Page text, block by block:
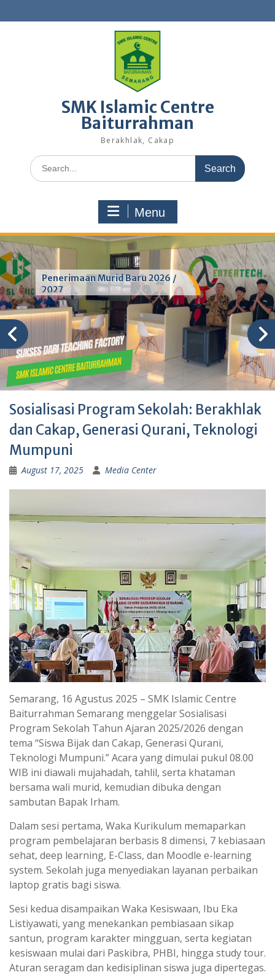
to
SMK Islamic Centre
Baiturrahman
Berakhlak, Cakap
Search
for:
Menu
Penerimaan Murid Baru 2026 /
2027
Sosialisasi Program Sekolah: Berakhlak
dan Cakap, Generasi Qurani, Teknologi
Mumpuni
August 17, 2025 Media Center
Semarang, 16 Agustus 2025 – SMK Islamic Centre
Baiturrahman Semarang menggelar Sosialisasi
Program Sekolah Tahun Ajaran 2025/2026 dengan
tema “Siswa Bijak dan Cakap, Generasi Qurani,
Teknologi Mumpuni.” Acara yang dimulai pukul 08.00
WIB ini diawali mujahadah, tahlil, serta khataman
bersama wali murid, kemudian dibuka dengan
sambutan Bapak Irham.
Dalam sesi pertama, Waka Kurikulum memaparkan
program pembelajaran berbasis 8 dimensi, 7 kebiasaan
sehat, deep learning, E-Class, dan Moodle e-learning
system. Sekolah juga menyediakan layanan perbaikan
laptop gratis bagi siswa.
Sesi kedua disampaikan Waka Kesiswaan, Ibu Eka
Listiyawati, yang menekankan pembiasaan sikap
santun, program karakter mingguan, serta kegiatan
kesiswaan mulai dari Paskibra, PHBI, hingga study tour.
Aturan seragam dan kedisiplinan siswa juga dipertegas.